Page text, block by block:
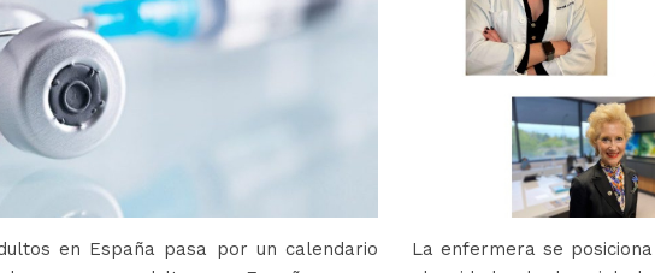
en España pasa por un calendario
La enfermera se